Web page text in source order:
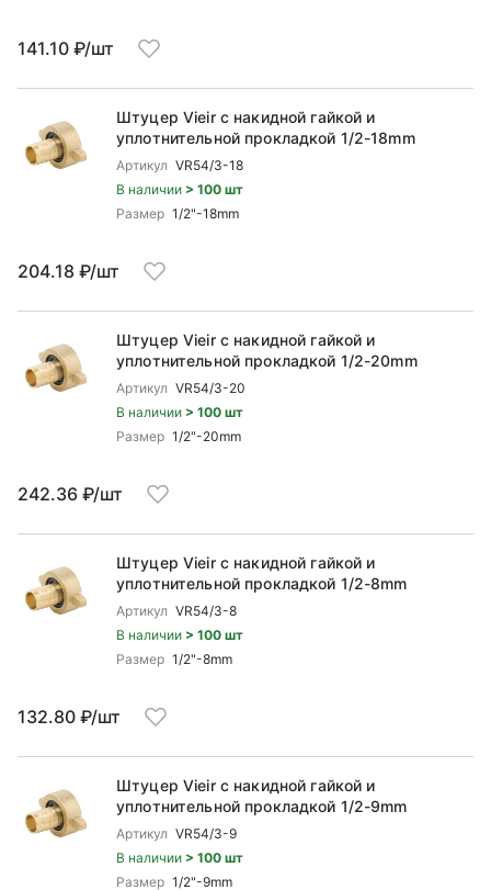
141.10 ₽/шт
Штуцер Vieir с накидной гайкой и
уплотнительной прокладкой 1/2-18mm
Артикул VR54/3-18
В наличии > 100 шт
Размер 1/2"-18mm
204.18 ₽/шт
Штуцер Vieir с накидной гайкой и
уплотнительной прокладкой 1/2-20mm
Артикул VR54/3-20
В наличии > 100 шт
Размер 1/2"-20mm
242.36 ₽/шт
Штуцер Vieir с накидной гайкой и
уплотнительной прокладкой 1/2-8mm
Артикул VR54/3-8
В наличии > 100 шт
Размер 1/2"-8mm
132.80 ₽/шт
Штуцер Vieir с накидной гайкой и
уплотнительной прокладкой 1/2-9mm
Артикул VR54/3-9
В наличии > 100 шт
Размер 1/2"-9mm